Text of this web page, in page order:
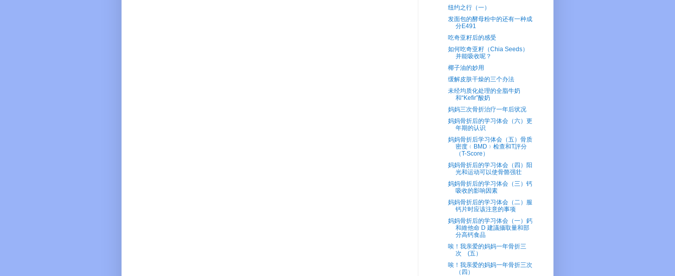
纽约之行（一）
发面包的酵母粉中的还有一种成
分E491
吃奇亚籽后的感受
如何吃奇亚籽（Chia Seeds）
并能吸收呢？
椰子油的妙用
缓解皮肤干燥的三个办法
未经均质化处理的全脂牛奶
和“Kefir”酸奶
妈妈三次骨折治疗一年后状况
妈妈骨折后的学习体会（六）更
年期的认识
妈妈骨折后学习体会（五）骨质
密度﹙BMD﹚检查和T評分
（T-Score）
妈妈骨折后的学习体会（四）阳
光和运动可以使骨骼强壮
妈妈骨折后的学习体会（三）钙
吸收的影响因素
妈妈骨折后的学习体会（二）服
钙片时应该注意的事项
妈妈骨折后的学习体会（一）鈣
和維他命 D 建議攝取量和部
分高钙食品
唉！我亲爱的妈妈一年骨折三
次 (五）
唉！我亲爱的妈妈一年骨折三次
（四）